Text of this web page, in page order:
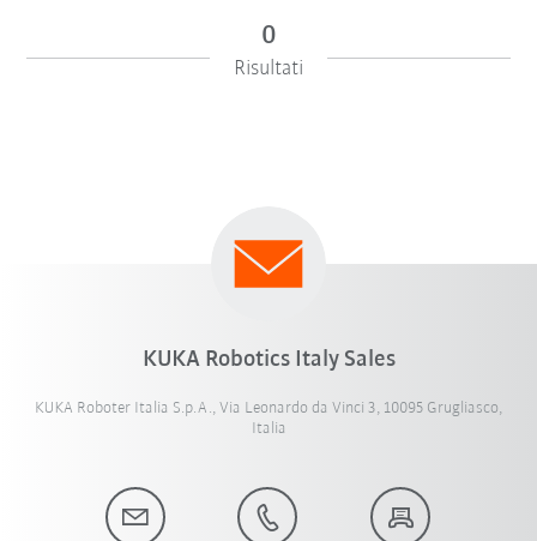
0
Risultati
KUKA Robotics Italy Sales
KUKA Roboter Italia S.p.A., Via Leonardo da Vinci 3, 10095 Grugliasco,
Italia